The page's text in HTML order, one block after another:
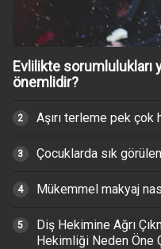
Evlilikte
önemlidir?
Aşırı terleme pek çok
Çocuklarda sık
Mükemmel makyaj
Diş Hekimine Ağrı
Hekimliği Neden Öne